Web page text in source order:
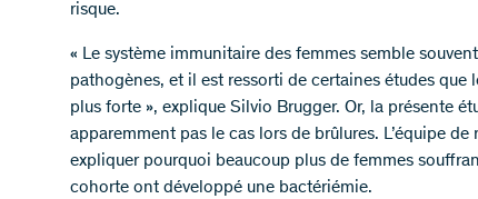
risque.
« Le système immunitaire des femmes semble
pathogènes, et il est ressorti de certaines études que
plus forte », explique Silvio Brugger. Or, la présente
apparemment pas le cas lors de brûlures. L’équipe
expliquer pourquoi beaucoup plus de femmes
cohorte ont développé une bactériémie.